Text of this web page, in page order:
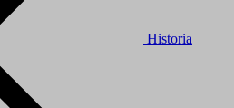
Historia